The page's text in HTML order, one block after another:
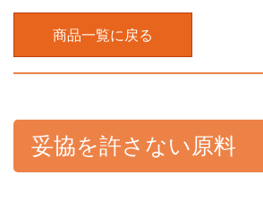
商品一覧に戻る
妥協を許さない原料